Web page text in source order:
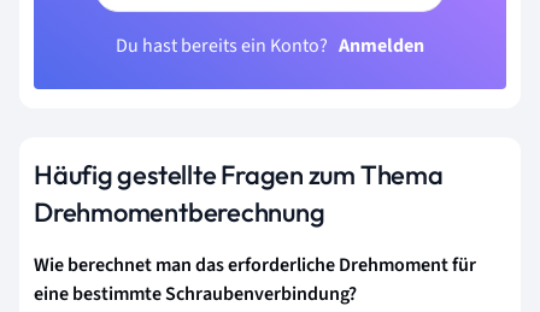
Du hast bereits ein Konto? Anmelden
Häufig gestellte Fragen zum Thema
Drehmomentberechnung
Wie berechnet man das erforderliche Drehmoment für
eine bestimmte Schraubenverbindung?